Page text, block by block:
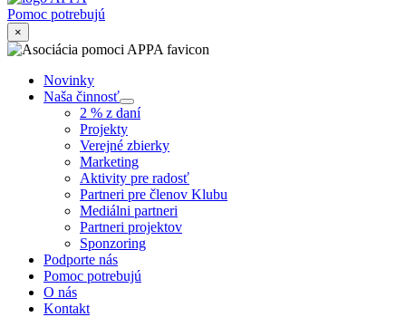
Pomoc potrebujú
×
Novinky
Naša činnosť
Submenu
2 % z daní
Projekty
Verejné zbierky
Marketing
Aktivity pre radosť
Partneri pre členov Klubu
Mediálni partneri
Partneri projektov
Sponzoring
Podporte nás
Pomoc potrebujú
O nás
Kontakt